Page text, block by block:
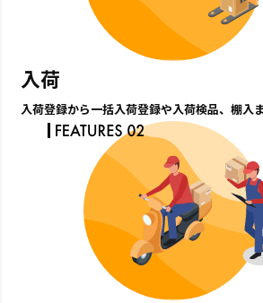
入荷
入荷登録から一括入荷登録や入荷検品、棚入